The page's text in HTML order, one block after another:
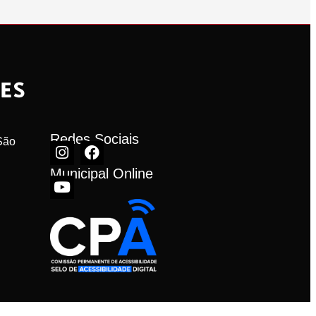
Redes Sociais
Municipal Online